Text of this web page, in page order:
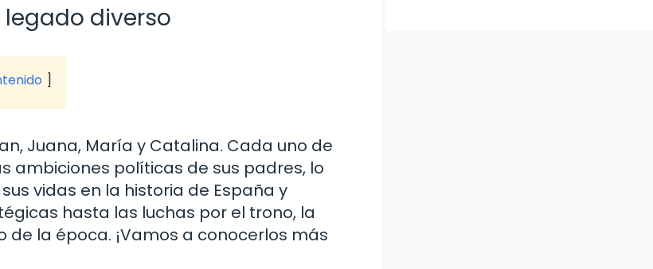
legado diverso
Juana, María y Catalina. Cada uno de
ambiciones políticas de sus padres, lo
vidas en la historia de España y
hasta las luchas por el trono, la
la época. ¡Vamos a conocerlos más